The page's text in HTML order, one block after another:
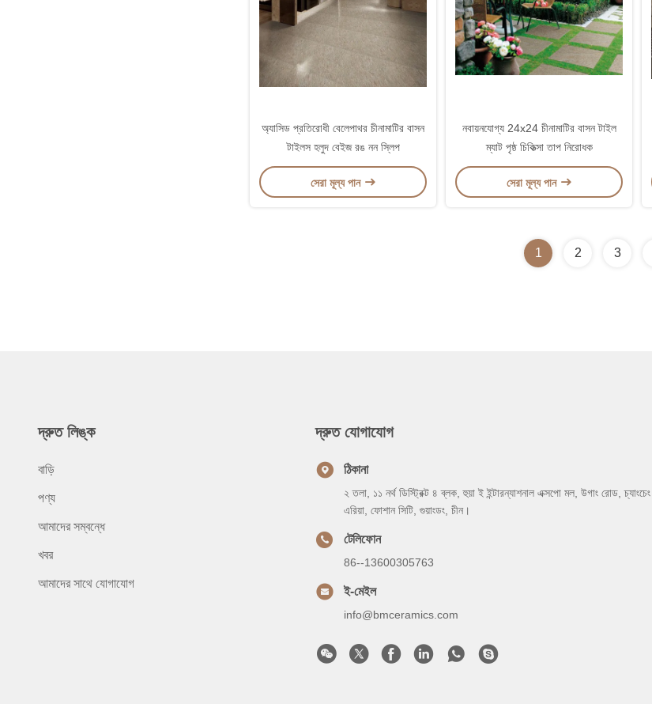
অ্যাসিড প্রতিরোধী বেলেপাথর চীনামাটির বাসন
টাইলস হলুদ বেইজ রঙ নন স্লিপ
সেরা মূল্য পান
নবায়নযোগ্য 24x24 চীনামাটির বাসন টাইল
ম্যাট পৃষ্ঠ চিকিত্সা তাপ নিরোধক
সেরা মূল্য পান
1 2 3
দ্রুত লিঙ্ক
বাড়ি
পণ্য
আমাদের সম্বন্ধে
খবর
আমাদের সাথে যোগাযোগ
দ্রুত যোগাযোগ
ঠিকানা
২ তলা, ১১ নর্থ ডিস্ট্রিক্ট ৪ ব্লক, হুয়া ই ইন্টারন্যাশনাল এক্সপো মল, উগাং রোড, চ্যাংচেং
এরিয়া, ফোশান সিটি, গুয়াংডং, চীন।
টেলিফোন
86--13600305763
ই-মেইল
info@bmceramics.com